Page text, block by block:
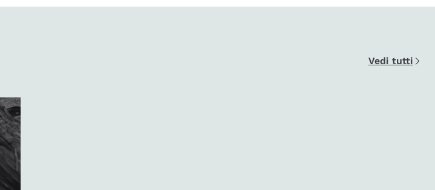
Vedi tutti